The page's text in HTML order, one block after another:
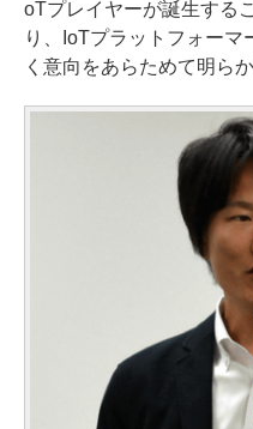
oTプレイヤーが誕生する
り、IoTプラットフォー
く意向をあらためて明ら